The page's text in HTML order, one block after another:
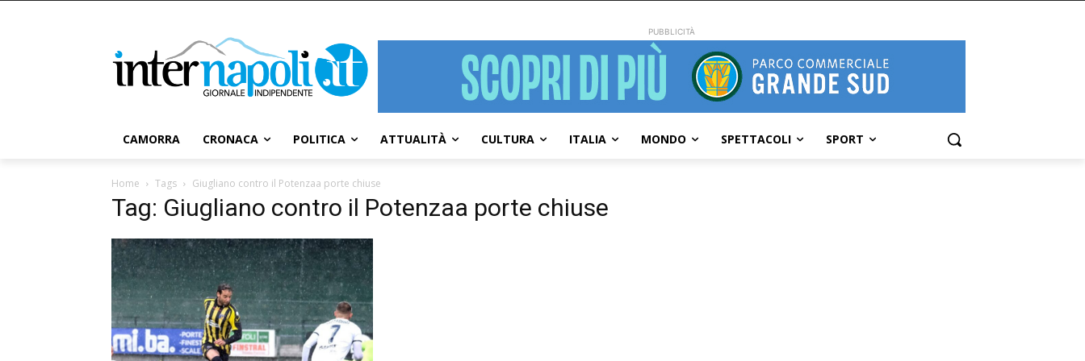
PUBBLICITÀ
CAMORRA CRONACA POLITICA ATTUALITÀ CULTURA ITALIA MONDO SPETTACOLI SPORT
Home Tags Giugliano contro il Potenzaa porte chiuse
Tag: Giugliano contro il Potenzaa porte chiuse